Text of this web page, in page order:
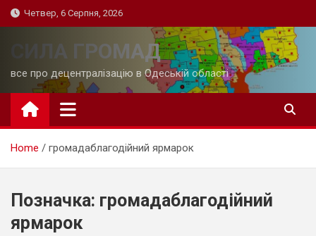
Skip
to
Четвер, 6 Серпня, 2026
СИЛА ГРОМАД
все про децентралізацію в Одеській області
Home громадаблагодійний ярмарок
Позначка: громадаблагодійний
ярмарок